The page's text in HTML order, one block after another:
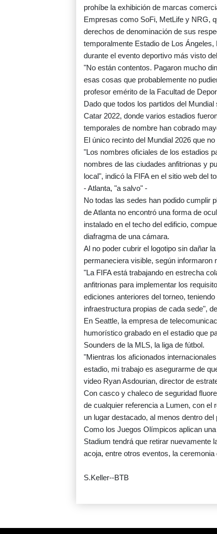
prohíbe la exhibición de marcas
Empresas como SoFi, MetLife y NRG,
derechos de denominación de sus
temporalmente Estadio de Los
durante el evento deportivo más visto
"No están contentos. Pagaron mucho
esas cosas que probablemente no
profesor emérito de la Facultad de
Dado que todos los partidos del
Catar 2022, donde varios estadios
temporales de nombre han cobrado
El único recinto del Mundial 2026 que
"Los nombres oficiales de los estadios
nombres de las ciudades anfitrionas y
local", indicó la FIFA en el sitio web del
- Atlanta, "a salvo" -
No todas las sedes han podido cumplir
de Atlanta no encontró una forma de
instalado en el techo del edificio,
diafragma de una cámara.
Al no poder cubrir el logotipo sin dañar
permaneciera visible, según informaron
"La FIFA está trabajando en estrecha
anfitrionas para implementar los
ediciones anteriores del torneo,
infraestructura propias de cada sede",
En Seattle, la empresa de
humorístico grabado en el estadio que
Sounders de la MLS, la liga de fútbol.
"Mientras los aficionados
estadio, mi trabajo es asegurarme de
video Ryan Asdourian, director de
Con casco y chaleco de seguridad
de cualquier referencia a Lumen, con el
un lugar destacado, al menos dentro del
Como los Juegos Olímpicos aplican
Stadium tendrá que retirar nuevamente
acoja, entre otros eventos, la
S.Keller--BTB